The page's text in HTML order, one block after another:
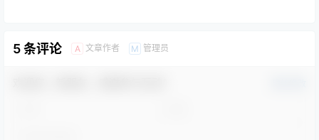
5 条评论 A 文章作者 M 管理员